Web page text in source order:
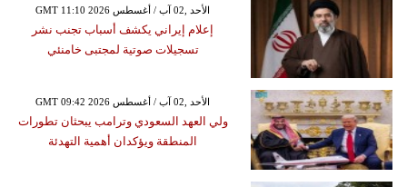
GMT 11:10 2026 الأحد ,02 آب / أغسطس
إعلام إيراني يكشف أسباب تجنب نشر
تسجيلات صوتية لمجتبى خامنئي
GMT 09:42 2026 الأحد ,02 آب / أغسطس
ولي العهد السعودي وترامب يبحثان تطورات
المنطقة ويؤكدان أهمية التهدئة